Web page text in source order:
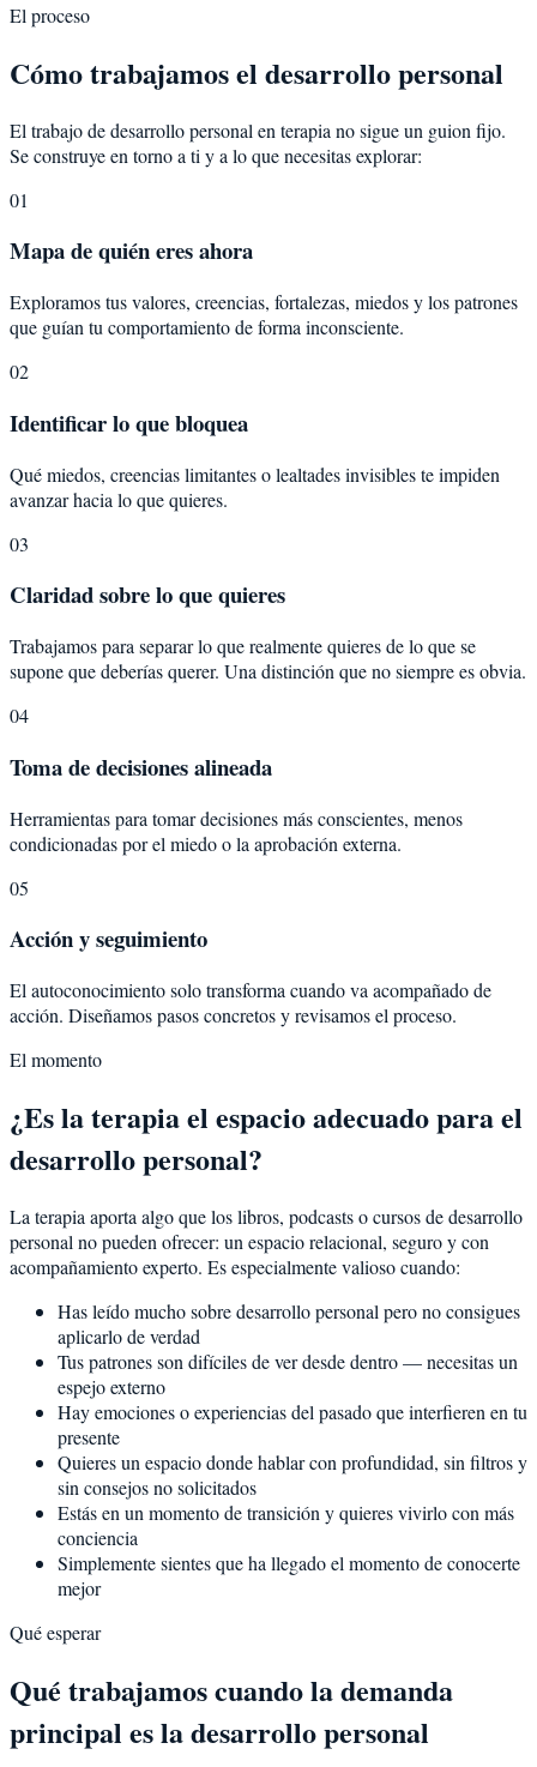
El proceso
Cómo trabajamos el desarrollo personal
El trabajo de desarrollo personal en terapia no sigue un guion fijo.
Se construye en torno a ti y a lo que necesitas explorar:
01
Mapa de quién eres ahora
Exploramos tus valores, creencias, fortalezas, miedos y los patrones
que guían tu comportamiento de forma inconsciente.
02
Identificar lo que bloquea
Qué miedos, creencias limitantes o lealtades invisibles te impiden
avanzar hacia lo que quieres.
03
Claridad sobre lo que quieres
Trabajamos para separar lo que realmente quieres de lo que se
supone que deberías querer. Una distinción que no siempre es obvia.
04
Toma de decisiones alineada
Herramientas para tomar decisiones más conscientes, menos
condicionadas por el miedo o la aprobación externa.
05
Acción y seguimiento
El autoconocimiento solo transforma cuando va acompañado de
acción. Diseñamos pasos concretos y revisamos el proceso.
El momento
¿Es la terapia el espacio adecuado para el
desarrollo personal?
La terapia aporta algo que los libros, podcasts o cursos de desarrollo
personal no pueden ofrecer: un espacio relacional, seguro y con
acompañamiento experto. Es especialmente valioso cuando:
Has leído mucho sobre desarrollo personal pero no consigues
aplicarlo de verdad
Tus patrones son difíciles de ver desde dentro — necesitas un
espejo externo
Hay emociones o experiencias del pasado que interfieren en tu
presente
Quieres un espacio donde hablar con profundidad, sin filtros y
sin consejos no solicitados
Estás en un momento de transición y quieres vivirlo con más
conciencia
Simplemente sientes que ha llegado el momento de conocerte
mejor
Qué esperar
Qué trabajamos cuando la demanda
principal es la desarrollo personal